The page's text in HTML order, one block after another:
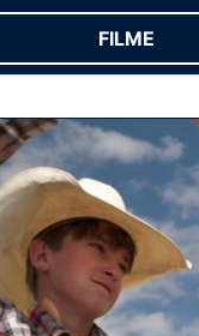
FILME